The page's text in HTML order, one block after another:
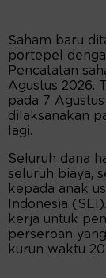
Saham baru
portepel
Pencatatan
Agustus 2026.
pada 7
dilaksanakan
lagi.
Seluruh dana
seluruh biaya,
kepada anak
Indonesia
kerja untuk
perseroan
kurun waktu